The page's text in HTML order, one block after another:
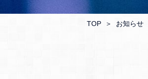
TOP ＞ お知らせ